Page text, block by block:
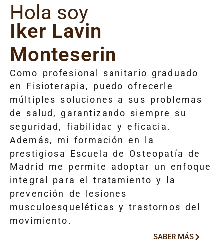
Hola soy
Iker Lavin
Monteserin
Como profesional sanitario graduado
en Fisioterapia, puedo ofrecerle
múltiples soluciones a sus problemas
de salud, garantizando siempre su
seguridad, fiabilidad y eficacia.
Además, mi formación en la
prestigiosa Escuela de Osteopatía de
Madrid me permite adoptar un enfoque
integral para el tratamiento y la
prevención de lesiones
musculoesqueléticas y trastornos del
movimiento.
SABER MÁS